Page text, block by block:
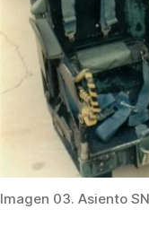
Imagen 03. Asiento